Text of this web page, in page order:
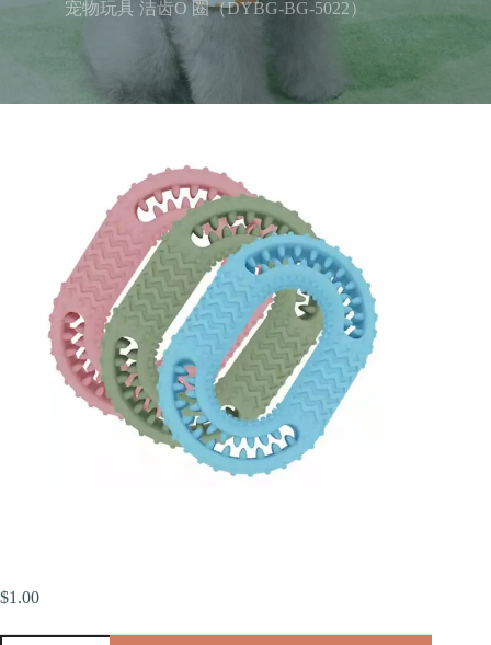
宠物玩具 洁齿O 圈（DYBG-BG-5022）
$1.00